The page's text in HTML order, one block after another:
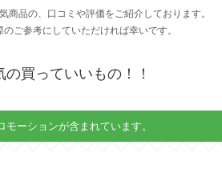
商品の、口コミや評価をご紹介しております。
ご参考にしていただければ幸いです。
の買っていいもの！！
モーションが含まれています。